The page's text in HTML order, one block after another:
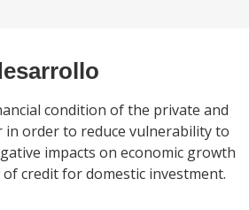
condition of the private and
in order to reduce vulnerability to
impacts on economic growth
credit for domestic investment.